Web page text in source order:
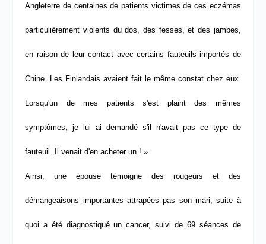
Angleterre de centaines de patients victimes de ces eczémas
particulièrement violents du dos, des fesses, et des jambes,
en raison de leur contact avec certains fauteuils importés de
Chine. Les Finlandais avaient fait le même constat chez eux.
Lorsqu'un de mes patients s'est plaint des mêmes
symptômes, je lui ai demandé s'il n'avait pas ce type de
fauteuil. Il venait d'en acheter un ! »
Ainsi, une épouse témoigne des rougeurs et des
démangeaisons importantes attrapées pas son mari, suite à
quoi a été diagnostiqué un cancer, suivi de 69 séances de